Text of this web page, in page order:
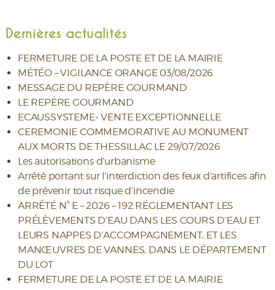
Dernières actualités
FERMETURE DE LA POSTE ET DE LA MAIRIE
MÉTÉO – VIGILANCE ORANGE 03/08/2026
MESSAGE DU REPÈRE GOURMAND
LE REPÈRE GOURMAND
ECAUSSYSTEME- VENTE EXCEPTIONNELLE
CEREMONIE COMMEMORATIVE AU MONUMENT
AUX MORTS DE THESSILLAC LE 29/07/2026
Les autorisations d’urbanisme
Arrêté portant sur l’interdiction des feux d’artifices afin
de prévenir tout risque d’incendie
ARRÊTÉ N° E – 2026 – 192 RÉGLEMENTANT LES
PRÉLÈVEMENTS D’EAU DANS LES COURS D’EAU ET
LEURS NAPPES D’ACCOMPAGNEMENT, ET LES
MANŒUVRES DE VANNES, DANS LE DÉPARTEMENT
DU LOT
FERMETURE DE LA POSTE ET DE LA MAIRIE